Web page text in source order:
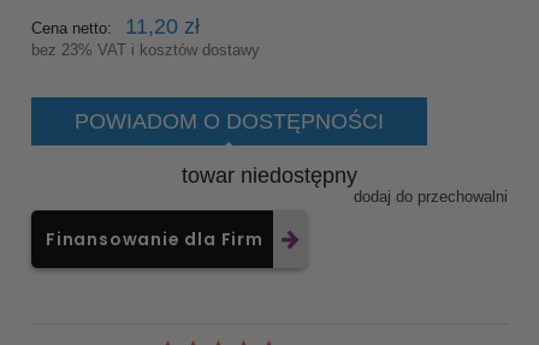
Cena netto: 11,20 zł
bez 23% VAT i kosztów dostawy
POWIADOM O DOSTĘPNOŚCI
towar niedostępny
dodaj do przechowalni
Finansowanie dla Firm